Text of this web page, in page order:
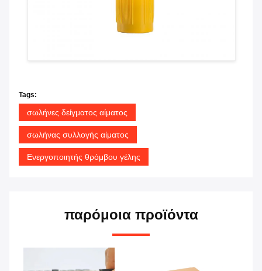
Tags:
σωλήνες δείγματος αίματος
σωλήνας συλλογής αίματος
Ενεργοποιητής θρόμβου γέλης
παρόμοια προϊόντα